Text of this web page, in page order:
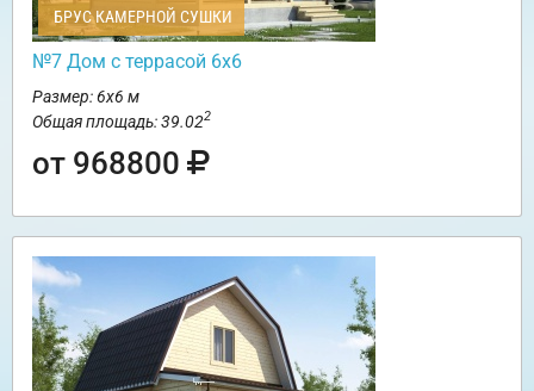
БРУС КАМЕРНОЙ СУШКИ
№7 Дом с террасой 6х6
Размер: 6х6 м
Общая площадь: 39.022
от 968800